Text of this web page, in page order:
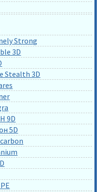
Strong
3D
Stealth 3D
9D
5D